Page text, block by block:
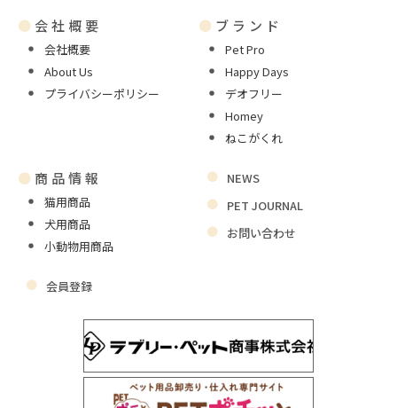
● 会社概要
会社概要
About Us
プライバシーポリシー
● ブランド
Pet Pro
Happy Days
デオフリー
Homey
ねこがくれ
● 商品情報
猫用商品
犬用商品
小動物用商品
NEWS
PET JOURNAL
お問い合わせ
会員登録